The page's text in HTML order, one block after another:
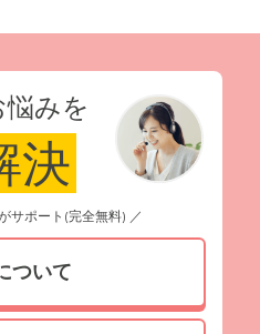
悩みを
決
サポート(完全無料) ／
ついて